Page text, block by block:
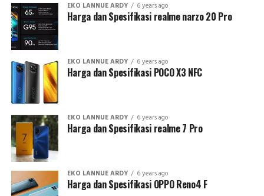
EKO LANNUE ARDY 6 years ago
Harga dan Spesifikasi realme narzo 20 Pro
EKO LANNUE ARDY 6 years ago
Harga dan Spesifikasi POCO X3 NFC
EKO LANNUE ARDY 6 years ago
Harga dan Spesifikasi realme 7 Pro
EKO LANNUE ARDY 6 years ago
Harga dan Spesifikasi OPPO Reno4 F